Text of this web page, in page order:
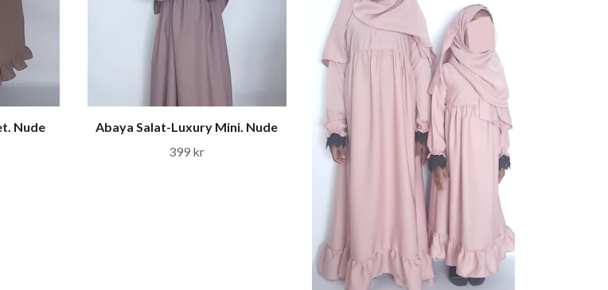
Nude
Abaya Salat-Luxury Mini. Nude
399 kr